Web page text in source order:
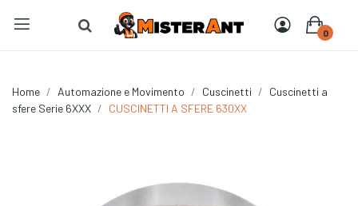
0
Home Automazione e Movimento Cuscinetti
Cuscinetti a
sfere Serie 6XXX
CUSCINETTI A SFERE 630XX